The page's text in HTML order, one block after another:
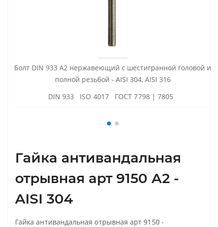
Болт DIN 933 А2 нержавеющий с шестигранной головой и
полной резьбой - AISI 304, AISI 316
DIN 933 ISO 4017 ГОСТ 7798 | 7805
Гайка антивандальная
отрывная арт 9150 А2 -
AISI 304
Гайка антивандальная отрывная арт 9150 -